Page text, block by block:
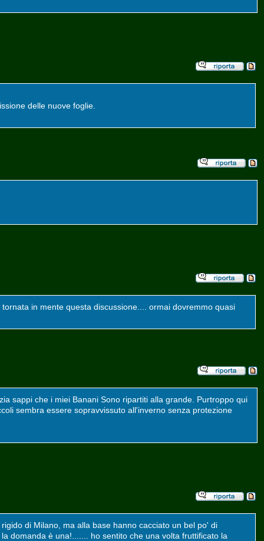
delle nuove foglie.
in mente questa discussione.... ormai dovremmo quasi
sappi che i miei Banani Sono ripartiti alla grande. Purtroppo qui
sembra essere sopravvissuto all'inverno senza protezione
di Milano, ma alla base hanno cacciato un bel po' di
domanda è una!....... ho sentito che una volta fruttificato la